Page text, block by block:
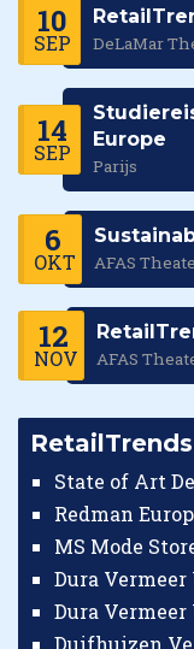
10
SEP DeLaMar
14
SEP
Europe
Parijs
6
OKT AFAS
12
NOV AFAS
State of Art
Redman
MS Mode
Dura
Dura